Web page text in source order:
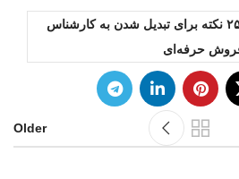
راهنمای فروش تلفنی؛ ۲۵ نکته برای تبدیل شدن به کارشناس
حرفه‌ای
Older